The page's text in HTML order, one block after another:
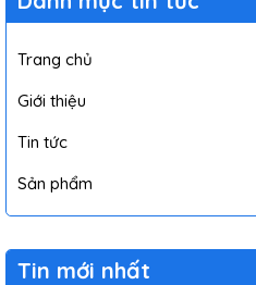
Trang chủ
Giới thiệu
Tin tức
Sản phẩm
Tin mới nhất